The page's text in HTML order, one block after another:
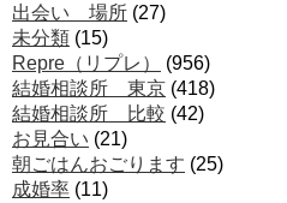
出会い 場所 (27)
未分類 (15)
Repre（リプレ）
(956)
結婚相談所 東京 (418)
結婚相談所 比較 (42)
お見合い (21)
朝ごはんおごります (25)
成婚率 (11)